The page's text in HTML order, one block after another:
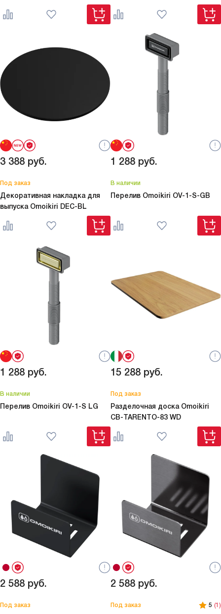
3 388 руб.
Под заказ
Декоративная накладка для
выпуска Omoikiri DEC-BL
1 288 руб.
В наличии
Перелив Omoikiri OV-1-S-GB
1 288 руб.
В наличии
Перелив Omoikiri OV-1-S LG
15 288 руб.
Под заказ
Разделочная доска Omoikiri
CB-TARENTO-83 WD
2 588 руб.
Под заказ
2 588 руб.
Под заказ 5 (1)